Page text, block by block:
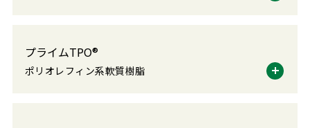
プライムTPO®
ポリオレフィン系軟質樹脂